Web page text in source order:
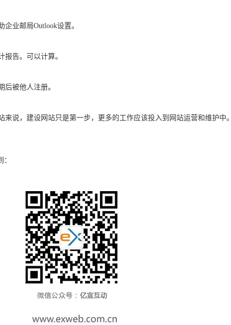
业邮局Outlook设置。
报告。可以计算。
被他人注册。
说，建设网站只是第一步，更多的工作应该投入到网站运营和维护中。
：